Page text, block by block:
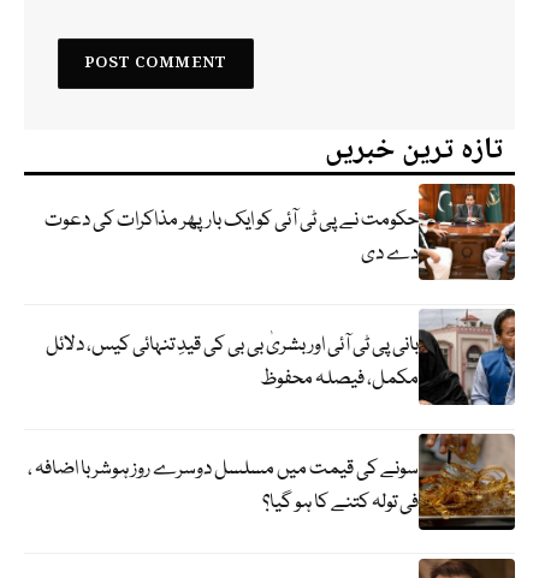
تازہ ترین خبریں
حکومت نے پی ٹی آئی کو ایک بارپھر مذاکرات کی دعوت
دے دی
بانی پی ٹی آئی اور بشریٰ بی بی کی قیدِ تنہائی کیس، دلائل
مکمل، فیصلہ محفوظ
سونے کی قیمت میں مسلسل دوسرے روز ہوشربا اضافہ ،
فی تولہ کتنے کا ہو گیا؟